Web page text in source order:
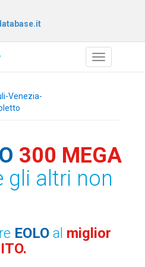
Venezia-
300 MEGA
gli altri non
EOLO al miglior